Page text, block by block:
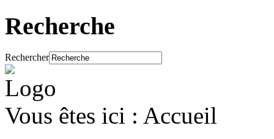
Recherche
Rechercher
Vous êtes ici : Accueil